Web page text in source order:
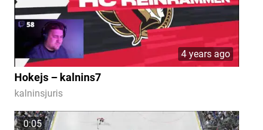
4 years ago
Hokejs – kalnins7
kalninsjuris
0:05